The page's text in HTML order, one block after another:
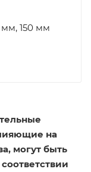
150 мм
на
могут быть